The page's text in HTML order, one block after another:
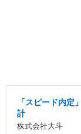
「スピード内
計
株式会社大斗